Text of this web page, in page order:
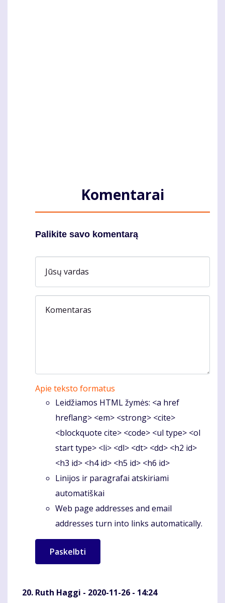
Komentarai
Palikite savo komentarą
Jūsų vardas
Komentaras
Apie teksto formatus
Leidžiamos HTML žymės: <a href
hreflang> <em> <strong> <cite>
<blockquote cite> <code> <ul type> <ol
start type> <li> <dl> <dt> <dd> <h2 id>
<h3 id> <h4 id> <h5 id> <h6 id>
Linijos ir paragrafai atskiriami
automatiškai
Web page addresses and email
addresses turn into links automatically.
Ruth Haggi - 2020-11-26 - 14:24